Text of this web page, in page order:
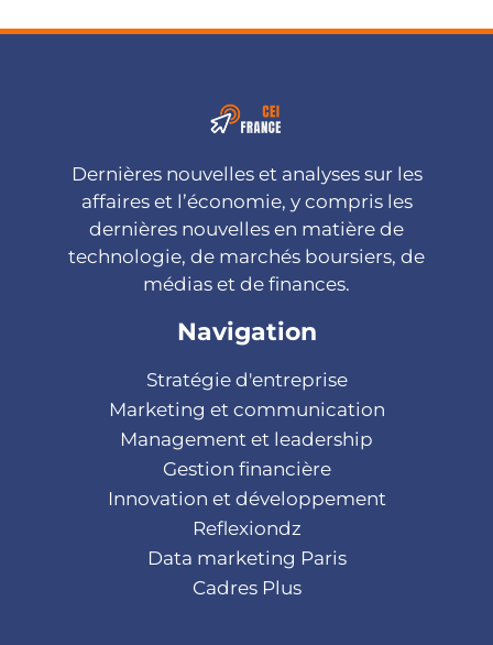
Dernières nouvelles et analyses sur les
affaires et l’économie, y compris les
dernières nouvelles en matière de
technologie, de marchés boursiers, de
médias et de finances.
Navigation
Stratégie d'entreprise
Marketing et communication
Management et leadership
Gestion financière
Innovation et développement
Reflexiondz
Data marketing Paris
Cadres Plus